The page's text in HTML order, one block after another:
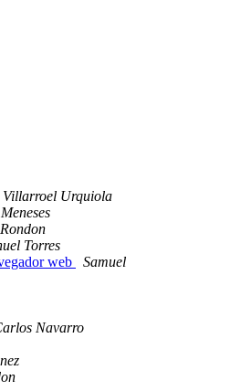
Villarroel Urquiola
Torres
web
Samuel
Navarro